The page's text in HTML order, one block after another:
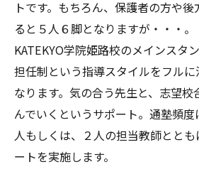
トです。もちろん、保護者の方や
ると５人６脚となりますが・・・。
KATEKYO学院姫路校のメインスタ
担任制という指導スタイルをフル
なります。気の合う先生と、志望
んでいくというサポート。通塾頻度
人もしくは、２人の担当教師とと
ートを実施します。